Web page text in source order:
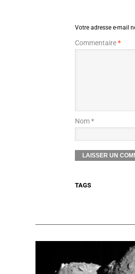
Votre adresse e-mail
Commentaire*
Nom *
TAGS